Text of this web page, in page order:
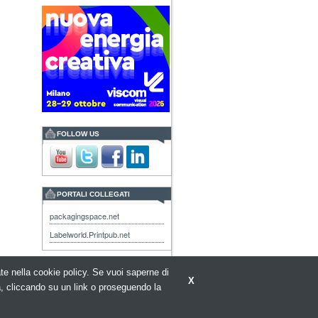
FOLLOW US
PORTALI COLLEGATI
packagingspace.net
Labelworld.Printpub.net
X
nella cookie policy. Se vuoi saperne di
cliccando su un link o proseguendo la